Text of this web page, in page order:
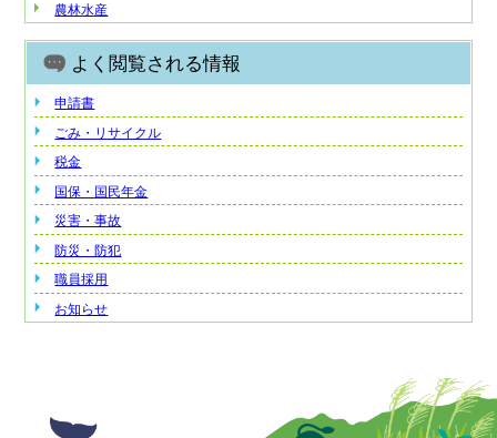
農林水産
よく閲覧される情報
申請書
ごみ・リサイクル
税金
国保・国民年金
災害・事故
防災・防犯
職員採用
お知らせ